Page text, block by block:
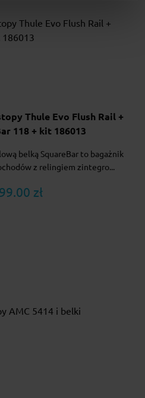
Thule Evo Flush Rail +
118 + kit 186013
belką SquareBar to bagażnik
z relingiem zintegro...
zł